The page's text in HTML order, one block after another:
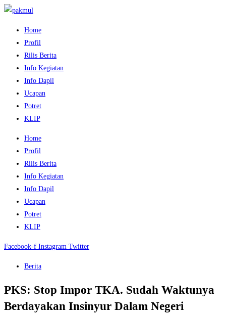
Home
Profil
Rilis Berita
Info Kegiatan
Info Dapil
Ucapan
Potret
KLIP
Home
Profil
Rilis Berita
Info Kegiatan
Info Dapil
Ucapan
Potret
KLIP
Facebook-f Instagram Twitter
Berita
PKS: Stop Impor TKA. Sudah Waktunya
Berdayakan Insinyur Dalam Negeri